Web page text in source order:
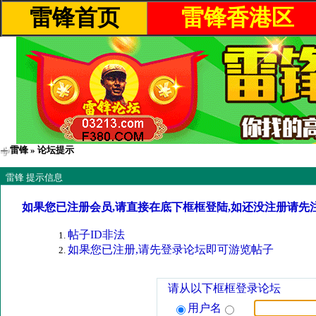
雷锋首页 雷锋香港区
雷锋 » 论坛提示
雷锋 提示信息
如果您已注册会员,请直接在底下框框登陆,如还没注册请先
帖子ID非法
如果您已注册,请先登录论坛即可游览帖子
请从以下框框登录论坛
用户名